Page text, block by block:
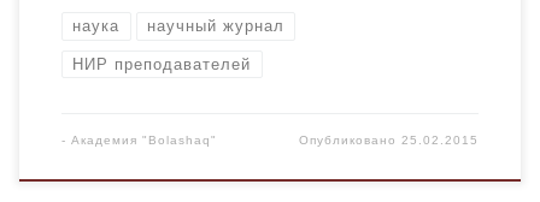
наука научный журнал
НИР преподавателей
- Академия "Bolashaq" Опубликовано25.02.2015